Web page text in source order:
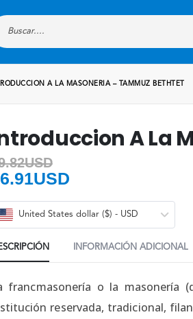
A LA MASONERIA – TAMMUZ BETHTET
A La
6.91USD
United States dollar ($) - USD
INFORMACIÓN ADICIONAL
francmasonería o la masonería
reservada, tradicional,